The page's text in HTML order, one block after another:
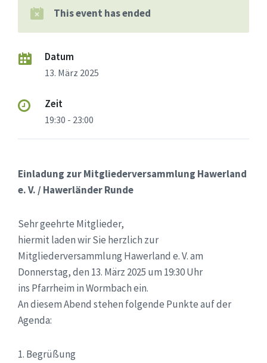
This event has ended
Datum
13. März 2025
Zeit
19:30 - 23:00
Einladung zur Mitgliederversammlung Hawerland
e. V. / Hawerländer Runde
Sehr geehrte Mitglieder,
hiermit laden wir Sie herzlich zur
Mitgliederversammlung Hawerland e. V. am
Donnerstag, den 13. März 2025 um 19:30 Uhr
ins Pfarrheim in Wormbach ein.
An diesem Abend stehen folgende Punkte auf der
Agenda:
1. Begrüßung